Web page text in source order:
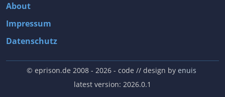
About
Impressum
Datenschutz
© eprison.de 2008 - 2026- code // design by enuis
latest version: 2026.0.1